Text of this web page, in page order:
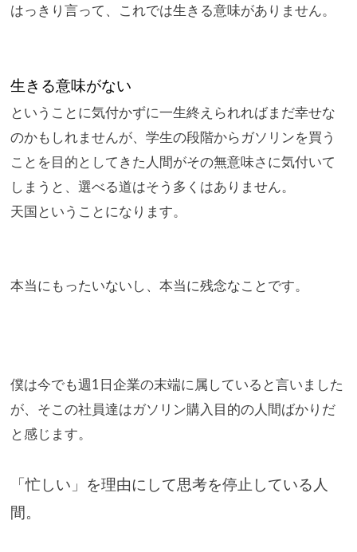
はっきり言って、 これでは生きる意味がありません。
生きる意味がない
ということに気付かずに一生終えられればまだ幸せな
のかもしれませんが、 学生の段階からガソリンを買う
ことを目的としてきた人間がその無意味さに気付いて
しまうと、選べる道はそう多くはありません。
天国ということになります。
本当にもったいないし、本当に残念なことです。
僕は今でも週1日企業の末端に属していると言いました
が、 そこの社員達はガソリン購入目的の人間ばかりだ
と感じます。
「忙しい」を理由にして思考を停止している人
間。